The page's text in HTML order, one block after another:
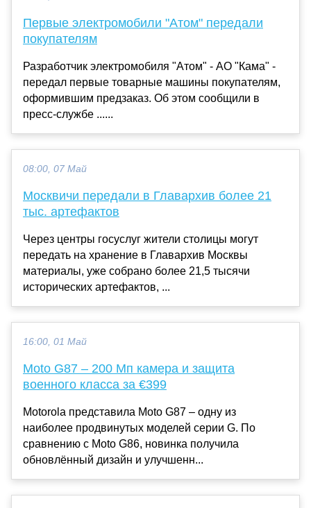
Первые электромобили "Атом" передали
покупателям
Разработчик электромобиля "Атом" - АО "Кама" -
передал первые товарные машины покупателям,
оформившим предзаказ. Об этом сообщили в
пресс-службе ......
08:00, 07 Май
Москвичи передали в Главархив более 21
тыс. артефактов
Через центры госуслуг жители столицы могут
передать на хранение в Главархив Москвы
материалы, уже собрано более 21,5 тысячи
исторических артефактов, ...
16:00, 01 Май
Moto G87 – 200 Мп камера и защита
военного класса за €399
Motorola представила Moto G87 – одну из
наиболее продвинутых моделей серии G. По
сравнению с Moto G86, новинка получила
обновлённый дизайн и улучшенн...